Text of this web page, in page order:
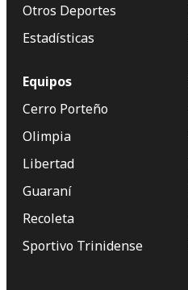
Otros Deportes
Estadísticas
Equipos
Cerro Porteño
Olimpia
Libertad
Guaraní
Recoleta
Sportivo Trinidense